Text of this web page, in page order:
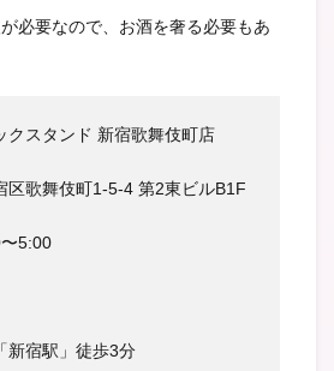
必要なので、お酒を奢る必要もあ
クスタンド 新宿歌舞伎町店
区歌舞伎町1-5-4 第2東ビルB1F
5:00
新宿駅」徒歩3分